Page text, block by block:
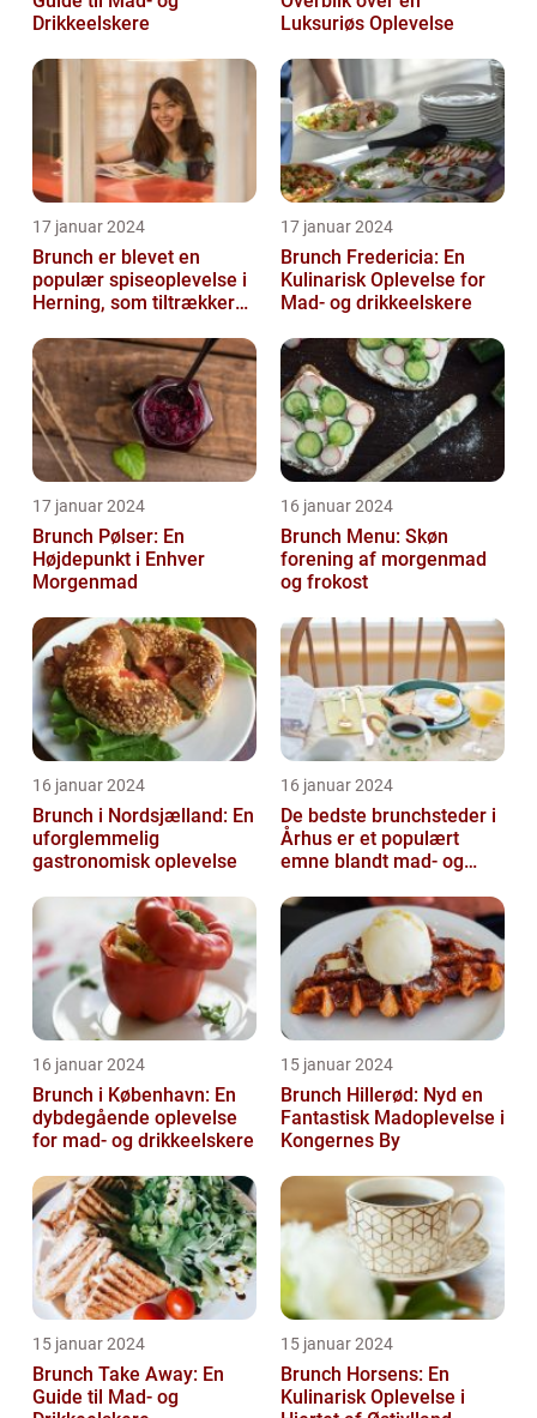
Drikkeelskere
Luksuriøs Oplevelse
17 januar 2024
Brunch er blevet en
populær spiseoplevelse i
Herning, som tiltrækker
og turis...
17 januar 2024
Brunch Fredericia: En
Kulinarisk Oplevelse for
Mad- og drikkeelskere
17 januar 2024
Brunch Pølser: En
Højdepunkt i Enhver
Morgenmad
16 januar 2024
Brunch Menu: Skøn
forening af morgenmad
og frokost
16 januar 2024
Brunch i Nordsjælland: En
uforglemmelig
gastronomisk oplevelse
16 januar 2024
De bedste brunchsteder i
Århus er et populært
emne blandt mad- og
lokale og turi...
16 januar 2024
Brunch i København: En
dybdegående oplevelse
for mad- og drikkeelskere
15 januar 2024
Brunch Hillerød: Nyd en
Fantastisk Madoplevelse i
Kongernes By
15 januar 2024
Brunch Take Away: En
Guide til Mad- og
15 januar 2024
Brunch Horsens: En
Kulinarisk Oplevelse i